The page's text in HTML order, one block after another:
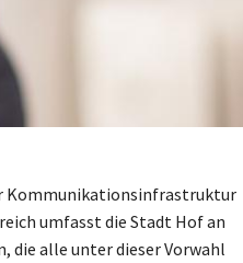
Kommunikationsinfrastruktur
umfasst die Stadt Hof an
die alle unter dieser Vorwahl